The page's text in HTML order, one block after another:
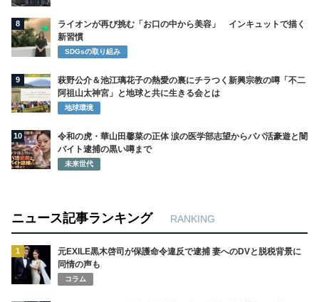
8
ライオンが再び挑む「お口の中から美容」 インキュットで描く
新習慣
SDGsの取り組み
9
萩野公介＆池江璃花子の熱愛の裏にチラつく新興宗教の噂「不二
阿祖山太神宮」と地球と共に生きる会とは
地球環境
10
令和の虎・華山田馨菜の正体 涙の医学部志望からパパ活豪遊と闇
バイト逮捕の黒い噂まで
未来世代
ニュース記事ランキング RANKING
1
元EXILE黒木啓司が保護命令違反で逮捕 妻へのDVと脱税背景に
同情の声も
コラム